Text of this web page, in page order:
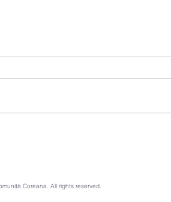
Coreana. All rights reserved.